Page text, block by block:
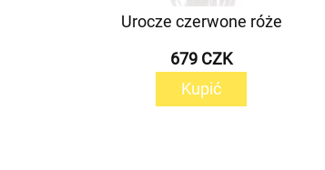
Urocze czerwone róże
679 CZK
Kupić